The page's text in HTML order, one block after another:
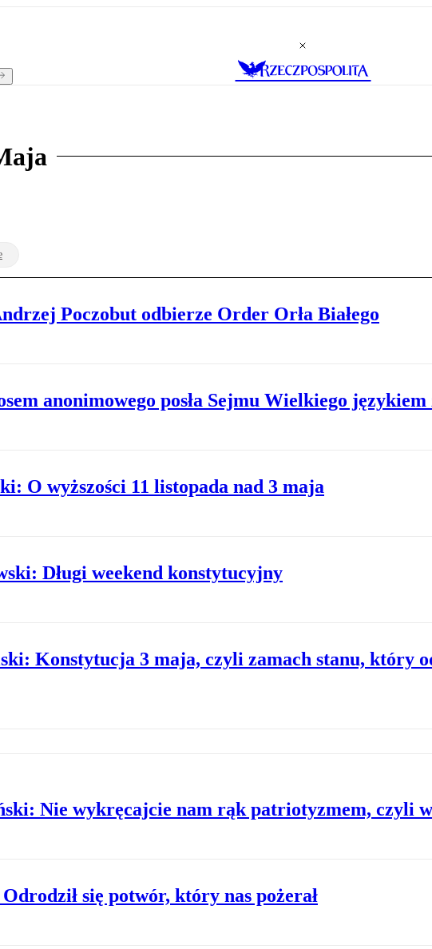
Poczobut odbierze Order Orła Białego
anonimowego posła Sejmu Wielkiego
O wyższości 11 listopada nad 3 maja
Długi weekend konstytucyjny
Konstytucja 3 maja, czyli zamach stanu, który
Nie wykręcajcie nam rąk patriotyzmem, czyli
się potwór, który nas pożerał